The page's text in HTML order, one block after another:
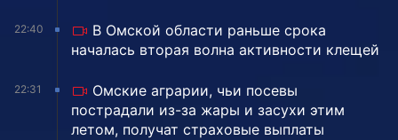
22:40
В Омской области раньше срока
началась вторая волна активности клещей
22:31
Омские аграрии, чьи посевы
пострадали из-за жары и засухи этим
летом, получат страховые выплаты